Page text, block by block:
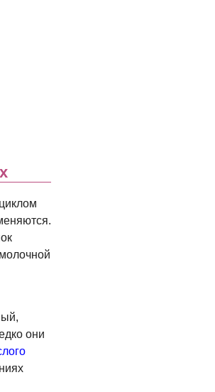
они